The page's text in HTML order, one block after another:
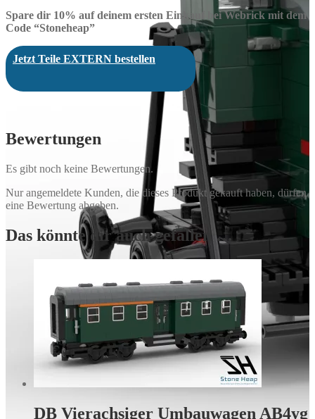
Spare dir 10% auf deinem ersten Einkauf bei Webrick mit dem
Code “Stoneheap”
Jetzt Teile EXTERN bestellen
Bewertungen
Es gibt noch keine Bewertungen.
Nur angemeldete Kunden, die dieses Produkt gekauft haben, dürfen
eine Bewertung abgeben.
Das könnte dir auch gefallen …
DB Vierachsiger Umbauwagen AB4yg